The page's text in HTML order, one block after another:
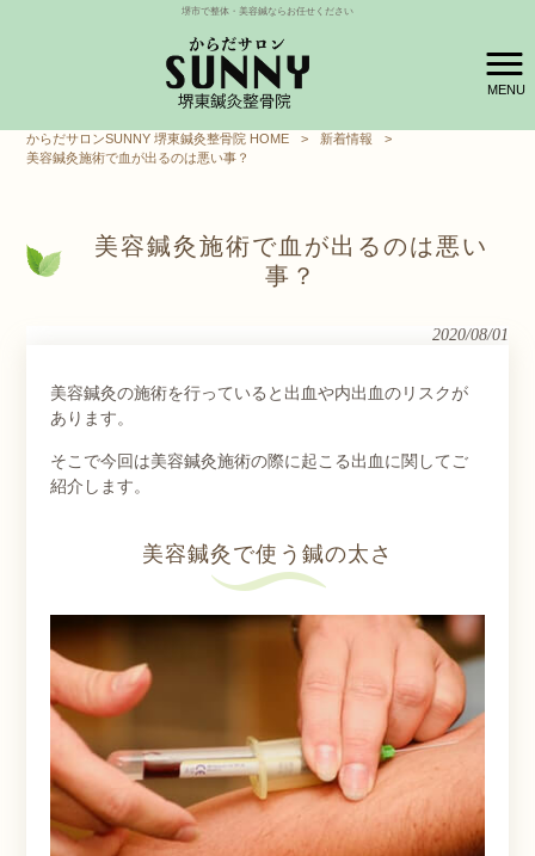
堺市で整体・美容鍼ならお任せください
MENU
からだサロンSUNNY 堺東鍼灸整骨院 HOME > 新着情報
>
美容鍼灸施術で血が出るのは悪い事？
美容鍼灸施術で血が出るのは悪い
事？
2020/08/01
美容鍼灸の施術を行っていると出血や内出血のリスクが
あります。
そこで今回は美容鍼灸施術の際に起こる出血に関してご
紹介します。
美容鍼灸で使う鍼の太さ